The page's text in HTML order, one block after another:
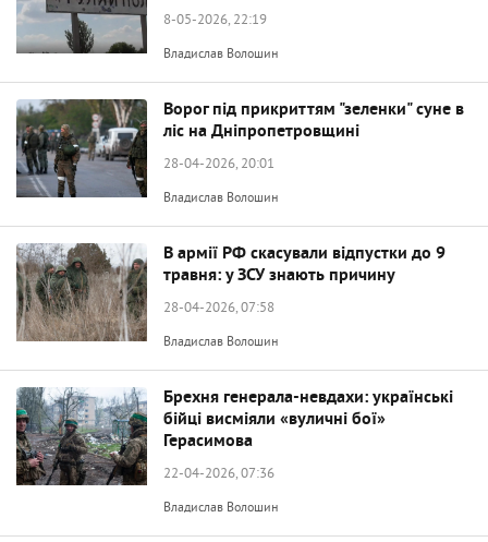
8-05-2026, 22:19
Владислав Волошин
Ворог під прикриттям "зеленки" суне в
ліс на Дніпропетровщині
28-04-2026, 20:01
Владислав Волошин
В армії РФ скасували відпустки до 9
травня: у ЗСУ знають причину
28-04-2026, 07:58
Владислав Волошин
Брехня генерала-невдахи: українські
бійці висміяли «вуличні бої»
Герасимова
22-04-2026, 07:36
Владислав Волошин